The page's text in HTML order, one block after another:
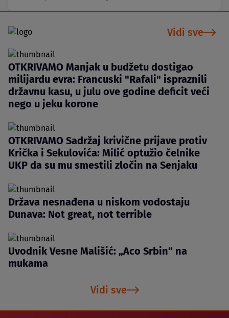
Vidi sve
OTKRIVAMO Manjak u budžetu dostigao
milijardu evra: Francuski "Rafali" ispraznili
državnu kasu, u julu ove godine deficit veći
nego u jeku korone
OTKRIVAMO Sadržaj krivične prijave protiv
Krička i Sekulovića: Milić optužio čelnike
UKP da su mu smestili zločin na Senjaku
Država nesnađena u niskom vodostaju
Dunava: Not great, not terrible
Uvodnik Vesne Mališić: „Aco Srbin“ na
mukama
Vidi sve